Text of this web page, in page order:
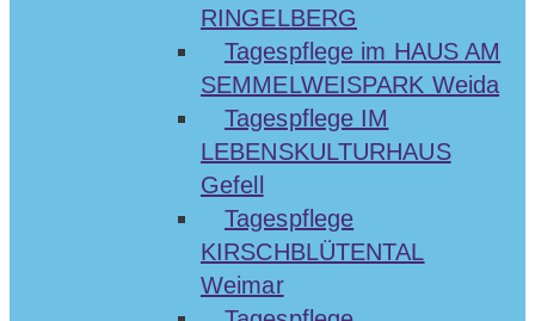
RINGELBERG
Tagespflege im HAUS AM
SEMMELWEISPARK Weida
Tagespflege IM
LEBENSKULTURHAUS
Gefell
Tagespflege
KIRSCHBLÜTENTAL
Weimar